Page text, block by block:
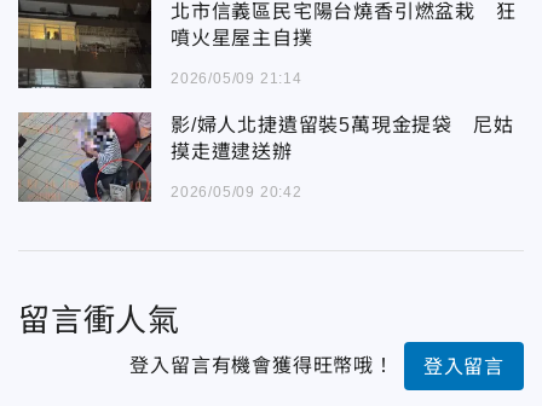
北市信義區民宅陽台燒香引燃盆栽 狂
噴火星屋主自撲
2026/05/09 21:14
影/婦人北捷遺留裝5萬現金提袋 尼姑
摸走遭逮送辦
2026/05/09 20:42
留言衝人氣
登入留言有機會獲得旺幣哦！ 登入留言